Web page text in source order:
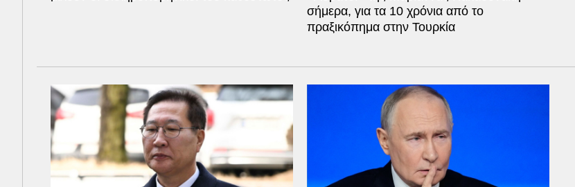
σήμερα, για τα 10 χρόνια από το
πραξικόπημα στην Τουρκία